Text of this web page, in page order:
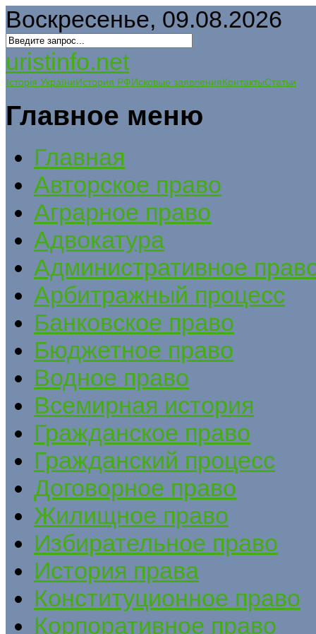
Воскресенье, 09.08.2026
uristinfo.net
Історія УкраїниИстория РФИсковые заявленияКонтактыСтатьи
Главное меню
Главная
Авторское право
Аграрное право
Адвокатура
Административное
Арбитражный процесс
Банковское право
Бюджетное право
Водное право
Всемирная история
Гражданское право
Гражданский процесс
Договорное право
Жилищное право
Избирательное право
История права
Конституционное право
Корпоративное право